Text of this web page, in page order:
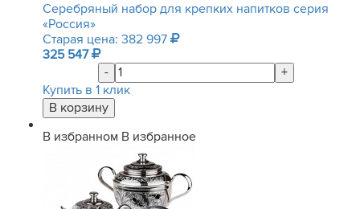
Серебряный набор для крепких напитков серия
«Россия»
Старая цена: 382 997
325 547
-
+
Купить в 1 клик
В избранном В избранное